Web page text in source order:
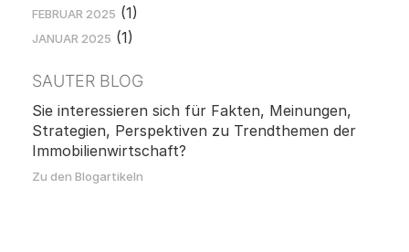
FEBRUAR 2025 (1)
JANUAR 2025 (1)
SAUTER BLOG
Sie interessieren sich für Fakten, Meinungen,
Strategien, Perspektiven zu Trendthemen der
Immobilienwirtschaft?
Zu den Blogartikeln